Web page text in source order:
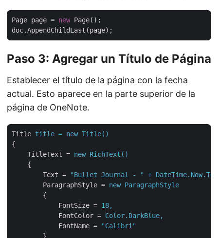
Page page = new
Paso 3: Agregar un Título de Página
Establecer el título de la página con la fecha
actual. Esto aparece en la parte superior de la
página de OneNote.
Title title = new Title()
{
TitleText = new RichText()
{
Text =
"Bullet Journal - " +
ParagraphStyle = new ParagraphStyle
{
FontSize = 18,
FontColor = Color.DarkBlue,
FontName =
"Calibri"
}